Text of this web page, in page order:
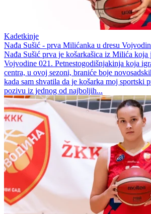
Kadetkinje
Nađa Sušić - prva Milićanka u dresu
Nađa Sušić prva je košarkašica iz Milića koja
Vojvodine 021. Petnestogodišnjakinja koja
centra, u ovoj sezoni, braniće boje
kada sam shvatila da je košarka moj sportski
pozivu iz jednog od najboljih...